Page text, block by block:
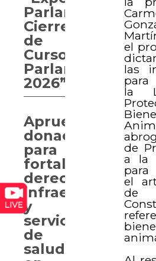
el
las
la
de
a la
para
el
Parlamentaria.
Cierre
de
Curso
Parlamentario
2026”
Aprueban
donaciones
para
fortalecer
derechos,
infraestructura
y
servicios
de
salud